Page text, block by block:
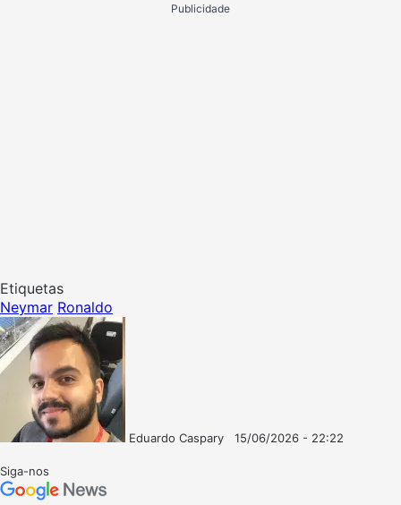
Publicidade
Etiquetas
Neymar Ronaldo
Eduardo Caspary
15/06/2026 - 22:22
Siga-nos